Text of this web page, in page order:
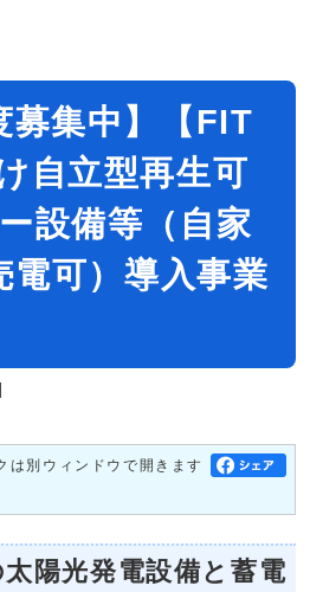
募集中】【FIT
自立型再生可
設備等（自家
電可）導入事業
は別ウィンドウで開きます
陽光発電設備と蓄電